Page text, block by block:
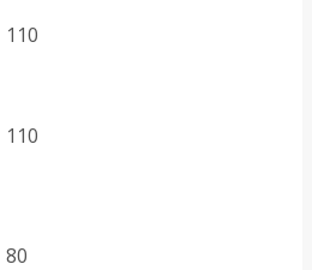
110
110
80